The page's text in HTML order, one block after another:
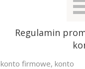
Regulamin
konto firmowe, konto